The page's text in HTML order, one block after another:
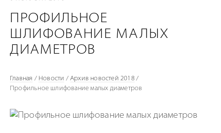
ПРОФИЛЬНОЕ
ШЛИФОВАНИЕ МАЛЫХ
ДИАМЕТРОВ
Главная / Новости /Архив новостей 2018/
Профильное шлифование малых диаметров